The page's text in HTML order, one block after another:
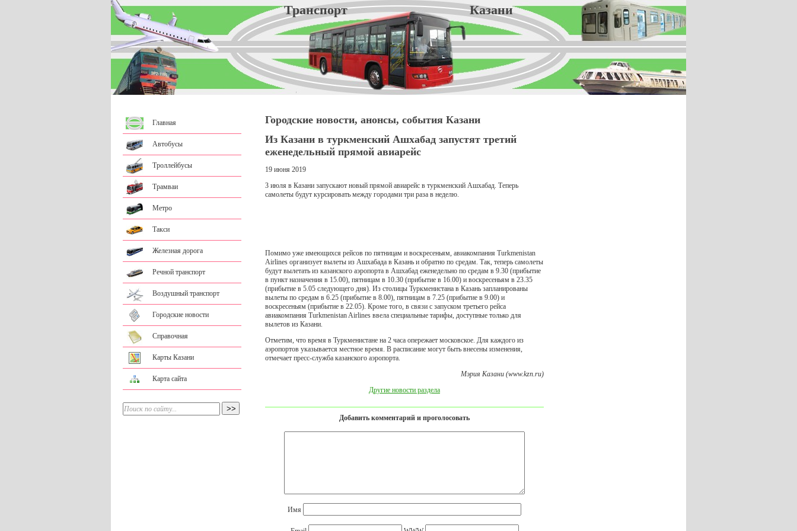
Транспорт Казани
Главная
Автобусы
Троллейбусы
Трамваи
Метро
Такси
Железная дорога
Речной транспорт
Воздушный транспорт
Городские новости
Справочная
Карты Казани
Карта сайта
Городские новости, анонсы, события Казани
Из Казани в туркменский Ашхабад запустят третий
еженедельный прямой авиарейс
19 июня 2019
3 июля в Казани запускают новый прямой авиарейс в туркменский Ашхабад. Теперь
самолеты будут курсировать между городами три раза в неделю.
Помимо уже имеющихся рейсов по пятницам и воскресеньям, авиакомпания Turkmenistan
Airlines организует вылеты из Ашхабада в Казань и обратно по средам. Так, теперь самолеты
будут вылетать из казанского аэропорта в Ашхабад еженедельно по средам в 9.30 (прибытие
в пункт назначения в 15.00), пятницам в 10.30 (прибытие в 16.00) и воскресеньям в 23.35
(прибытие в 5.05 следующего дня). Из столицы Туркменистана в Казань запланированы
вылеты по средам в 6.25 (прибытие в 8.00), пятницам в 7.25 (прибытие в 9.00) и
воскресеньям (прибытие в 22.05). Кроме того, в связи с запуском третьего рейса
авиакомпания Turkmenistan Airlines ввела специальные тарифы, доступные только для
вылетов из Казани.
Отметим, что время в Туркменистане на 2 часа опережает московское. Для каждого из
аэропортов указывается местное время. В расписание могут быть внесены изменения,
отмечает пресс-служба казанского аэропорта.
Мэрия Казани (www.kzn.ru)
Другие новости раздела
Добавить комментарий и проголосовать
Имя